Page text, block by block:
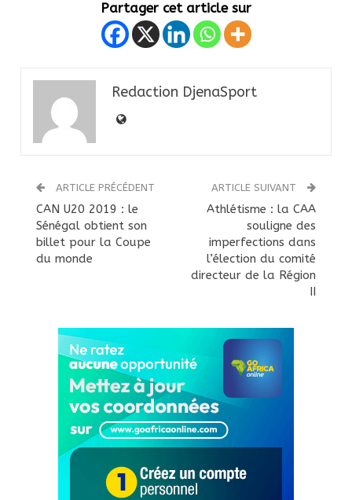
Partager cet article sur
Redaction DjenaSport
ARTICLE PRÉCÉDENT
CAN U20 2019 : le
Sénégal obtient son
billet pour la Coupe
du monde
ARTICLE SUIVANT
Athlétisme : la CAA
souligne des
imperfections dans
l’élection du comité
directeur de la Région
II